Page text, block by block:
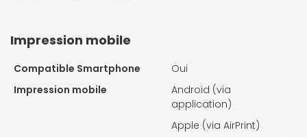
Impression mobile
Compatible Smartphone
Oui
Impression mobile
Android (via
application)
Apple (via AirPrint)